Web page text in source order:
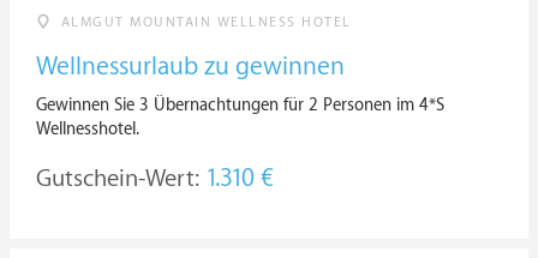
ALMGUT MOUNTAIN WELLNESS HOTEL
Wellnessurlaub zu gewinnen
Gewinnen Sie 3 Übernachtungen für 2 Personen im 4*S
Wellnesshotel.
Gutschein-Wert: 1.310 €